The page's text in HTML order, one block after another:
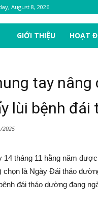
August 8, 2026
GIỚI THIỆU HOẠT
tay nâng
lùi bệnh đái
2025
14 tháng 11 hằng năm
chọn là Ngày Đái tháo
đái tháo dường đang